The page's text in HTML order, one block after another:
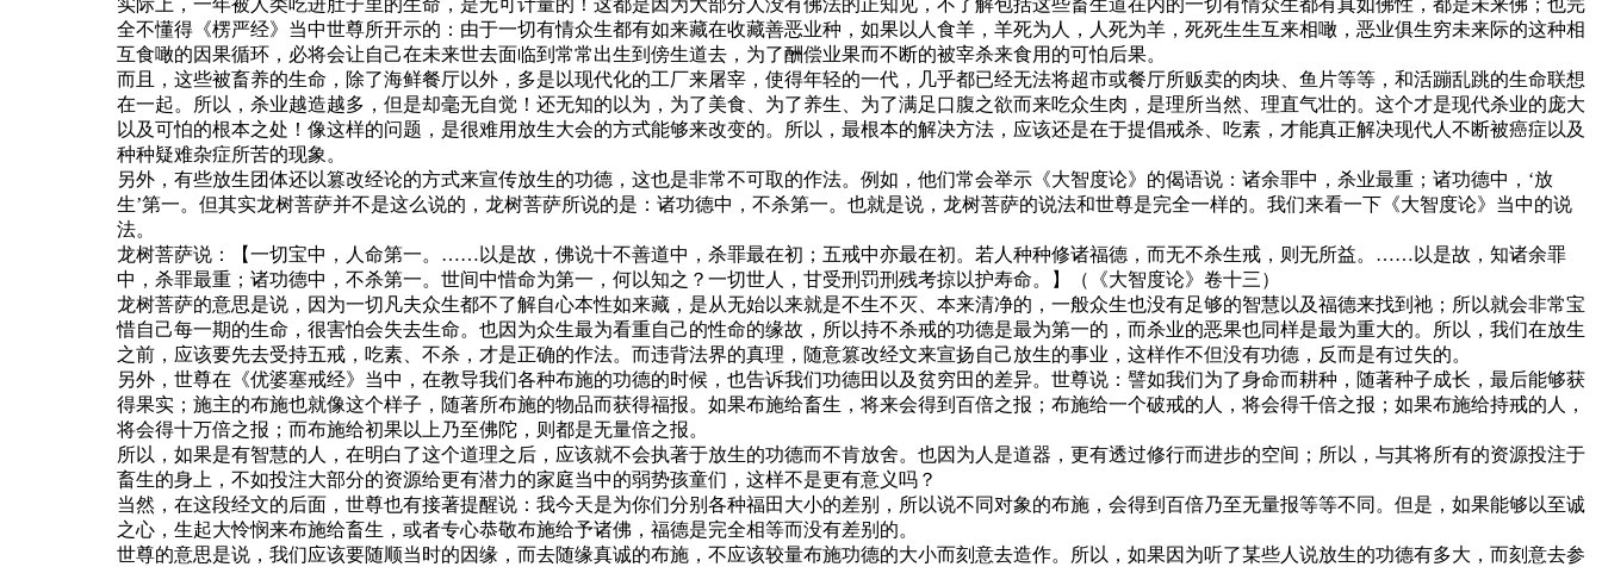
实际上，一年被人类吃进肚子里的生命，是无可计量的！这都是因为大部分人没有佛法的正知见，不了解包括这些畜生道在内的一切有情众生都有真如佛性，都是未来佛；也完
全不懂得《楞严经》当中世尊所开示的：由于一切有情众生都有如来藏在收藏善恶业种，如果以人食羊，羊死为人，人死为羊，死死生生互来相噉，恶业俱生穷未来际的这种相
互食噉的因果循环，必将会让自己在未来世去面临到常常出生到傍生道去，为了酬偿业果而不断的被宰杀来食用的可怕后果。
而且，这些被畜养的生命，除了海鲜餐厅以外，多是以现代化的工厂来屠宰，使得年轻的一代，几乎都已经无法将超市或餐厅所贩卖的肉块、鱼片等等，和活蹦乱跳的生命联想
在一起。所以，杀业越造越多，但是却毫无自觉！还无知的以为，为了美食、为了养生、为了满足口腹之欲而来吃众生肉，是理所当然、理直气壮的。这个才是现代杀业的庞大
以及可怕的根本之处！像这样的问题，是很难用放生大会的方式能够来改变的。所以，最根本的解决方法，应该还是在于提倡戒杀、吃素，才能真正解决现代人不断被癌症以及
种种疑难杂症所苦的现象。
另外，有些放生团体还以篡改经论的方式来宣传放生的功德，这也是非常不可取的作法。例如，他们常会举示《大智度论》的偈语说：诸余罪中，杀业最重；诸功德中，‘放
生’第一。但其实龙树菩萨并不是这么说的，龙树菩萨所说的是：诸功德中，不杀第一。也就是说，龙树菩萨的说法和世尊是完全一样的。我们来看一下《大智度论》当中的说
法。
龙树菩萨说：【一切宝中，人命第一。……以是故，佛说十不善道中，杀罪最在初；五戒中亦最在初。若人种种修诸福德，而无不杀生戒，则无所益。……以是故，知诸余罪
中，杀罪最重；诸功德中，不杀第一。世间中惜命为第一，何以知之？一切世人，甘受刑罚刑残考掠以护寿命。】（《大智度论》卷十三）
龙树菩萨的意思是说，因为一切凡夫众生都不了解自心本性如来藏，是从无始以来就是不生不灭、本来清净的，一般众生也没有足够的智慧以及福德来找到祂；所以就会非常宝
惜自己每一期的生命，很害怕会失去生命。也因为众生最为看重自己的性命的缘故，所以持不杀戒的功德是最为第一的，而杀业的恶果也同样是最为重大的。所以，我们在放生
之前，应该要先去受持五戒，吃素、不杀，才是正确的作法。而违背法界的真理，随意篡改经文来宣扬自己放生的事业，这样作不但没有功德，反而是有过失的。
另外，世尊在《优婆塞戒经》当中，在教导我们各种布施的功德的时候，也告诉我们功德田以及贫穷田的差异。世尊说：譬如我们为了身命而耕种，随著种子成长，最后能够获
得果实；施主的布施也就像这个样子，随著所布施的物品而获得福报。如果布施给畜生，将来会得到百倍之报；布施给一个破戒的人，将会得千倍之报；如果布施给持戒的人，
将会得十万倍之报；而布施给初果以上乃至佛陀，则都是无量倍之报。
所以，如果是有智慧的人，在明白了这个道理之后，应该就不会执著于放生的功德而不肯放舍。也因为人是道器，更有透过修行而进步的空间；所以，与其将所有的资源投注于
畜生的身上，不如投注大部分的资源给更有潜力的家庭当中的弱势孩童们，这样不是更有意义吗？
当然，在这段经文的后面，世尊也有接著提醒说：我今天是为你们分别各种福田大小的差别，所以说不同对象的布施，会得到百倍乃至无量报等等不同。但是，如果能够以至诚
之心，生起大怜悯来布施给畜生，或者专心恭敬布施给予诸佛，福德是完全相等而没有差别的。
世尊的意思是说，我们应该要随顺当时的因缘，而去随缘真诚的布施，不应该较量布施功德的大小而刻意去造作。所以，如果因为听了某些人说放生的功德有多大，而刻意去参